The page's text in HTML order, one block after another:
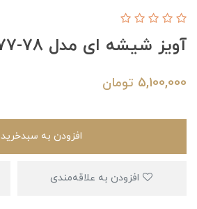
آویز شیشه ای مدل GL077-78
5,100,000 تومان
افزودن به سبدخرید